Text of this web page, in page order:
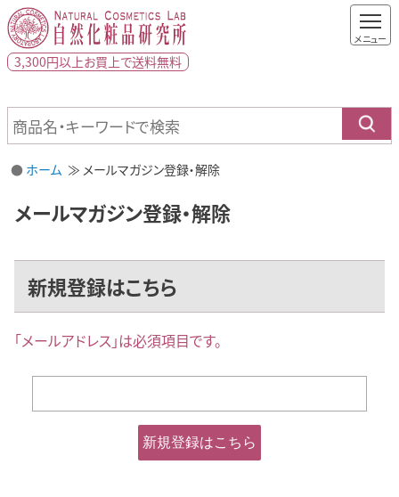
3,300円以上お買上で送料無料
ホーム メールマガジン登録・解除
メールマガジン登録・解除
新規登録はこちら
｢メールアドレス｣は必須項目です。